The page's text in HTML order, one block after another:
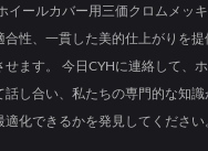
イールカバー用三価クロムメッキ
合性、一貫した美的仕上がりを
ます。 今日CYHに連絡して、
話し合い、私たちの専門的な知識
化できるかを発見してください